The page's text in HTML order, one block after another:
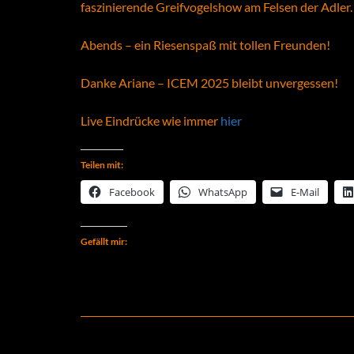
faszinierende Greifvogelshow am Felsen der Adler.
Abends – ein Riesenspaß mit tollen Freunden!
Danke Ariane – ICEM 2025 bleibt unvergessen!
Live Eindrücke wie immer hier
Teilen mit:
Facebook WhatsApp E-Mail
Gefällt mir: